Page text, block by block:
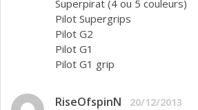
Superpirat (4 ou 5 couleurs)
Pilot Supergrips
Pilot G2
Pilot G1
Pilot G1 grip
RiseOfspinN 20/12/2013